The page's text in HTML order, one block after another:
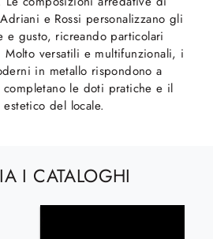
e Rossi personalizzano gli
e gusto, ricreando particolari
Molto versatili e multifunzionali, i
in metallo rispondono a
le doti pratiche e il
estetico del locale.
I CATALOGHI